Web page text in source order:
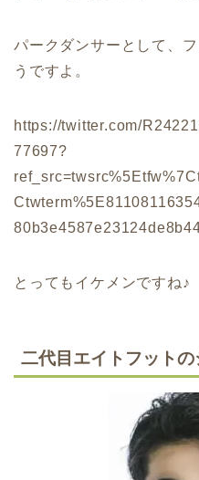
パークダンサーとして、
うですよ。
https://twitter.com/
77697?
とってもイケメンですね♪
二代目エイトフットの